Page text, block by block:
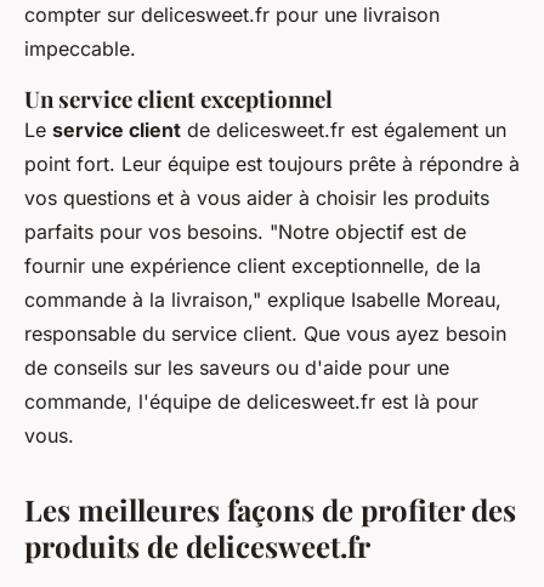
compter sur delicesweet.fr pour une livraison
impeccable.
Un service client exceptionnel
Le service client de delicesweet.fr est également un
point fort. Leur équipe est toujours prête à répondre à
vos questions et à vous aider à choisir les produits
parfaits pour vos besoins. "Notre objectif est de
fournir une expérience client exceptionnelle, de la
commande à la livraison," explique Isabelle Moreau,
responsable du service client. Que vous ayez besoin
de conseils sur les saveurs ou d'aide pour une
commande, l'équipe de delicesweet.fr est là pour
vous.
Les meilleures façons de profiter des
produits de delicesweet.fr